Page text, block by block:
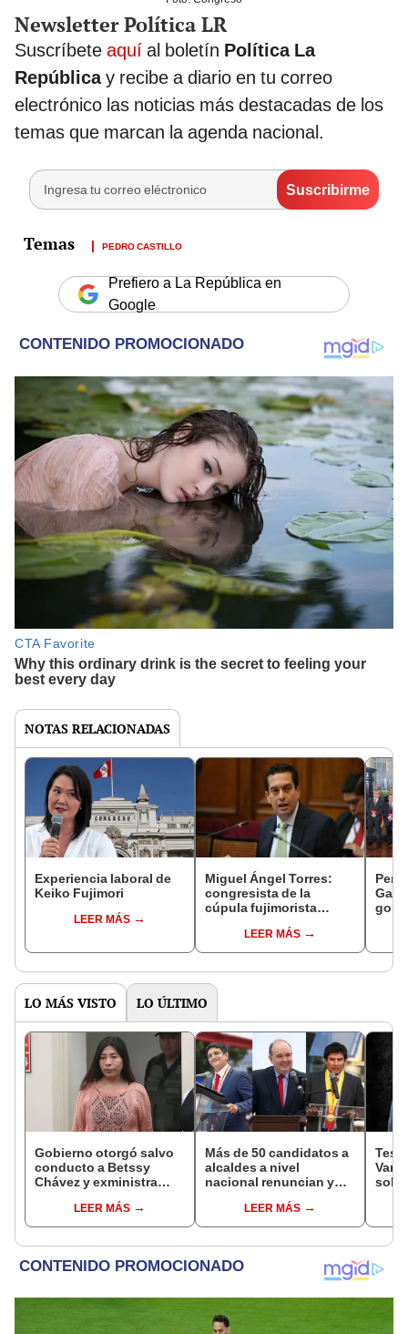
Newsletter Política LR
Suscríbete aquí al boletín Política La
Repúblicay recibe a diario en tu correo
electrónico las noticias más destacadas de los
temas que marcan la agenda nacional.
PEDRO CASTILLO
Prefiero a La República en
Google
NOTAS RELACIONADAS
Experiencia laboral de
Keiko Fujimori
LEER MÁS
Miguel Ángel Torres:
congresista de la
cúpula fujimorista
del SenadoLEER MÁS
LO MÁS VISTO LO ÚLTIMO
Gobierno otorgó salvo
conducto a Betssy
Chávez y exministra
madrugadaLEER MÁS
Más de 50 candidatos a
alcaldes a nivel
nacional renuncian y
encubiertaLEER MÁS